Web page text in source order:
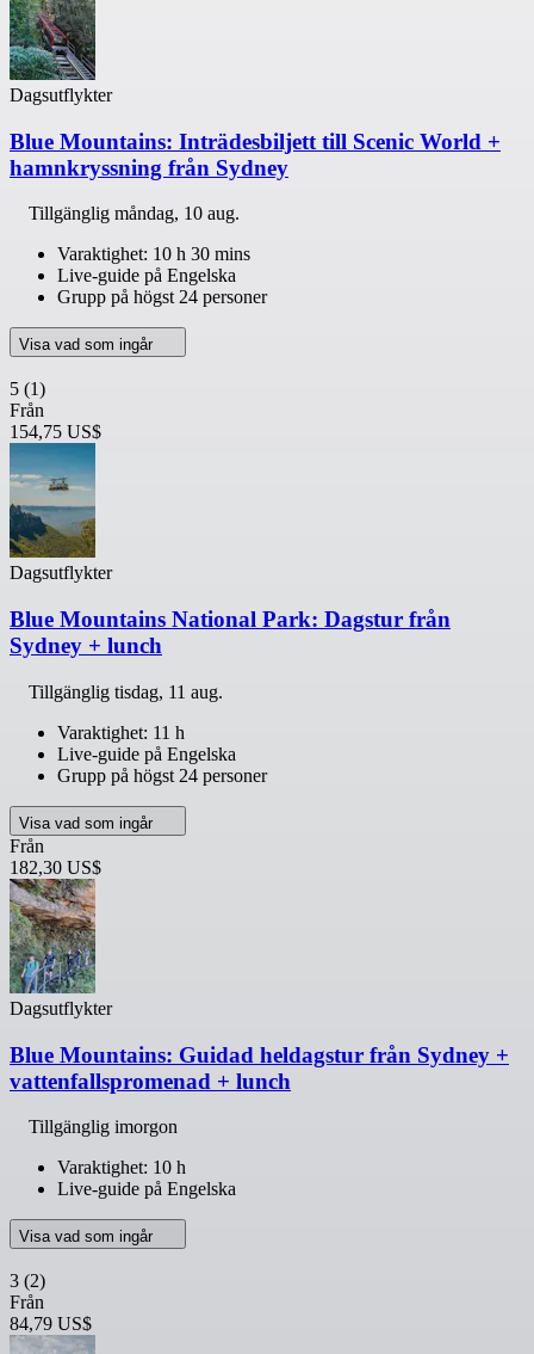
Dagsutflykter
Blue Mountains: Inträdesbiljett till Scenic World +
hamnkryssning från Sydney
Tillgänglig måndag, 10 aug.
Varaktighet: 10 h 30 mins
Live-guide på Engelska
Grupp på högst 24 personer
Visa vad som ingår
5 (1)
Från
154,75 US$
Dagsutflykter
Blue Mountains National Park: Dagstur från
Sydney + lunch
Tillgänglig tisdag, 11 aug.
Varaktighet: 11 h
Live-guide på Engelska
Grupp på högst 24 personer
Visa vad som ingår
Från
182,30 US$
Dagsutflykter
Blue Mountains: Guidad heldagstur från Sydney +
vattenfallspromenad + lunch
Tillgänglig imorgon
Varaktighet: 10 h
Live-guide på Engelska
Visa vad som ingår
3 (2)
Från
84,79 US$